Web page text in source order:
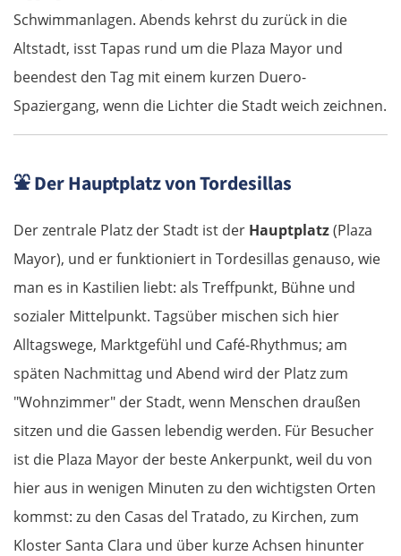
Schwimmanlagen. Abends kehrst du zurück in die
Altstadt, isst Tapas rund um die Plaza Mayor und
beendest den Tag mit einem kurzen Duero-
Spaziergang, wenn die Lichter die Stadt weich zeichnen.
⛲Der Hauptplatz von Tordesillas
Der zentrale Platz der Stadt ist der Hauptplatz(Plaza
Mayor), und er funktioniert in Tordesillas genauso, wie
man es in Kastilien liebt: als Treffpunkt, Bühne und
sozialer Mittelpunkt. Tagsüber mischen sich hier
Alltagswege, Marktgefühl und Café-Rhythmus; am
späten Nachmittag und Abend wird der Platz zum
"Wohnzimmer" der Stadt, wenn Menschen draußen
sitzen und die Gassen lebendig werden. Für Besucher
ist die Plaza Mayor der beste Ankerpunkt, weil du von
hier aus in wenigen Minuten zu den wichtigsten Orten
kommst: zu den Casas del Tratado, zu Kirchen, zum
Kloster Santa Clara und über kurze Achsen hinunter